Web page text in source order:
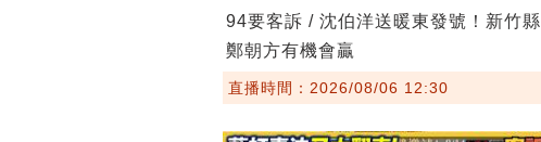
94要客訴 / 沈伯洋送暖東發號！新竹縣
鄭朝方有機會贏
直播時間：2026/08/06 12:30